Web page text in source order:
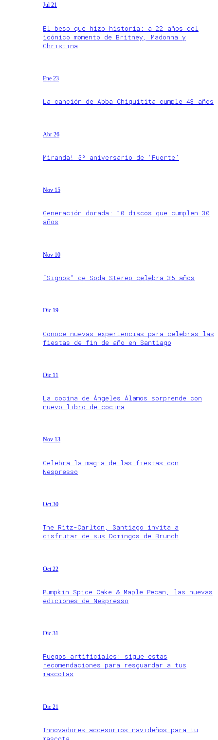
Jul 21
El beso que hizo historia: a 22 años del
icónico momento de Britney, Madonna y
Christina
Ene 23
La canción de Abba Chiquitita cumple 43 años
Abr 26
Miranda! 5º aniversario de ‘Fuerte’
Nov 15
Generación dorada: 10 discos que cumplen 30
años
Nov 10
“Signos” de Soda Stereo celebra 35 años
Dic 19
Conoce nuevas experiencias para celebras las
fiestas de fin de año en Santiago
Dic 11
La cocina de Ángeles Álamos sorprende con
nuevo libro de cocina
Nov 13
Celebra la magia de las fiestas con
Nespresso
Oct 30
The Ritz-Carlton, Santiago invita a
disfrutar de sus Domingos de Brunch
Oct 22
Pumpkin Spice Cake & Maple Pecan, las nuevas
ediciones de Nespresso
Dic 31
Fuegos artificiales: sigue estas
recomendaciones para resguardar a tus
mascotas
Dic 21
Innovadores accesorios navideños para tu